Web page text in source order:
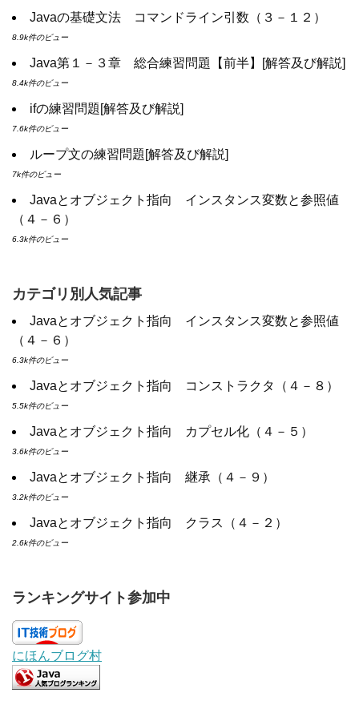
Javaの基礎文法 コマンドライン引数（３－１２）
8.9k件のビュー
Java第１－３章 総合練習問題【前半】[解答及び解説]
8.4k件のビュー
ifの練習問題[解答及び解説]
7.6k件のビュー
ループ文の練習問題[解答及び解説]
7k件のビュー
Javaとオブジェクト指向 インスタンス変数と参照値
（４－６）
6.3k件のビュー
カテゴリ別人気記事
Javaとオブジェクト指向 インスタンス変数と参照値
（４－６）
6.3k件のビュー
Javaとオブジェクト指向 コンストラクタ（４－８）
5.5k件のビュー
Javaとオブジェクト指向 カプセル化（４－５）
3.6k件のビュー
Javaとオブジェクト指向 継承（４－９）
3.2k件のビュー
Javaとオブジェクト指向 クラス（４－２）
2.6k件のビュー
ランキングサイト参加中
にほんブログ村